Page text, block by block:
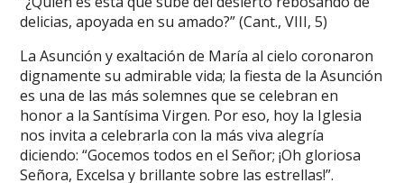
delicias, apoyada en su amado?” (Cant., VIII, 5)
La Asunción y exaltación de María al cielo coronaron
dignamente su admirable vida; la fiesta de la Asunción
es una de las más solemnes que se celebran en
honor a la Santísima Virgen. Por eso, hoy la Iglesia
nos invita a celebrarla con la más viva alegría
diciendo: “Gocemos todos en el Señor; ¡Oh gloriosa
Señora, Excelsa y brillante sobre las estrellas!”.